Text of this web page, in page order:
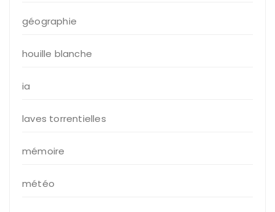
géographie
houille blanche
ia
laves torrentielles
mémoire
météo